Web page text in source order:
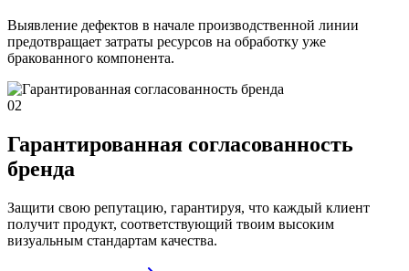
Выявление дефектов в начале производственной линии
предотвращает затраты ресурсов на обработку уже
бракованного компонента.
02
Гарантированная согласованность
бренда
Защити свою репутацию, гарантируя, что каждый клиент
получит продукт, соответствующий твоим высоким
визуальным стандартам качества.